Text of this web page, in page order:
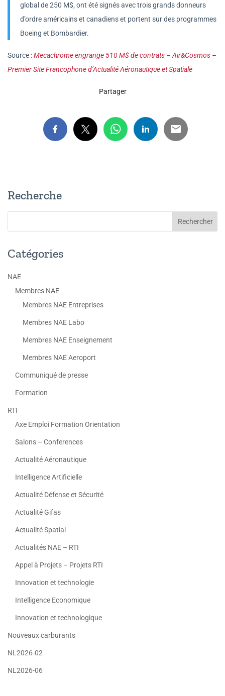
global de 250 M$, ont été signés avec trois grands donneurs
d’ordre américains et canadiens et portent sur des programmes
Boeing et Bombardier.
Source :Mecachrome engrange 510 M$ de contrats – Air&Cosmos –
Premier Site Francophone d’Actualité Aéronautique et Spatiale
Partager
Recherche
Catégories
NAE
Membres NAE
Membres NAE Entreprises
Membres NAE Labo
Membres NAE Enseignement
Membres NAE Aeroport
Communiqué de presse
Formation
RTI
Axe Emploi Formation Orientation
Salons – Conferences
Actualité Aéronautique
Intelligence Artificielle
Actualité Défense et Sécurité
Actualité Gifas
Actualité Spatial
Actualités NAE – RTI
Appel à Projets – Projets RTI
Innovation et technologie
Intelligence Economique
Innovation et technologique
Nouveaux carburants
NL2026-02
NL2026-06